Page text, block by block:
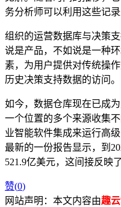
务分析师可以利用这些记
组织的运营数据库与决策
说是产品，不如说是一种
素，为用户提供对传统操
历史决策支持数据的访问。
如今，数据仓库现在已成
一个位置的多个来源收集
业智能软件集成来运行高级
最新的一份报告显示，到
521.9亿美元，这间接反映
赞(0)
网站声明：本文内容由趣